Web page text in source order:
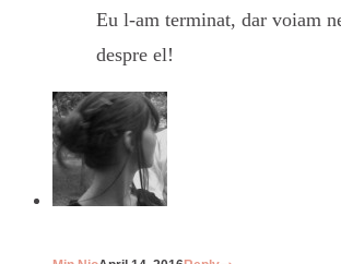
Eu l-am terminat, dar voiam
despre el!